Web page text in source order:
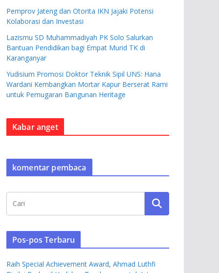
Pemprov Jateng dan Otorita IKN Jajaki Potensi
Kolaborasi dan Investasi
Lazismu SD Muhammadiyah PK Solo Salurkan
Bantuan Pendidikan bagi Empat Murid TK di
Karanganyar
Yudisium Promosi Doktor Teknik Sipil UNS: Hana
Wardani Kembangkan Mortar Kapur Berserat Rami
untuk Pemugaran Bangunan Heritage
Kabar anget
komentar pembaca
Pos-pos Terbaru
Raih Special Achievement Award, Ahmad Luthfi